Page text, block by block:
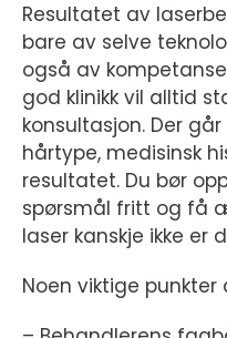
Resultatet av
bare av selve
også av
god klinikk vil alltid
konsultasjon. Der
hårtype, medisinsk
resultatet. Du bør
spørsmål fritt og få
laser kanskje ikke er
Noen viktige punkter